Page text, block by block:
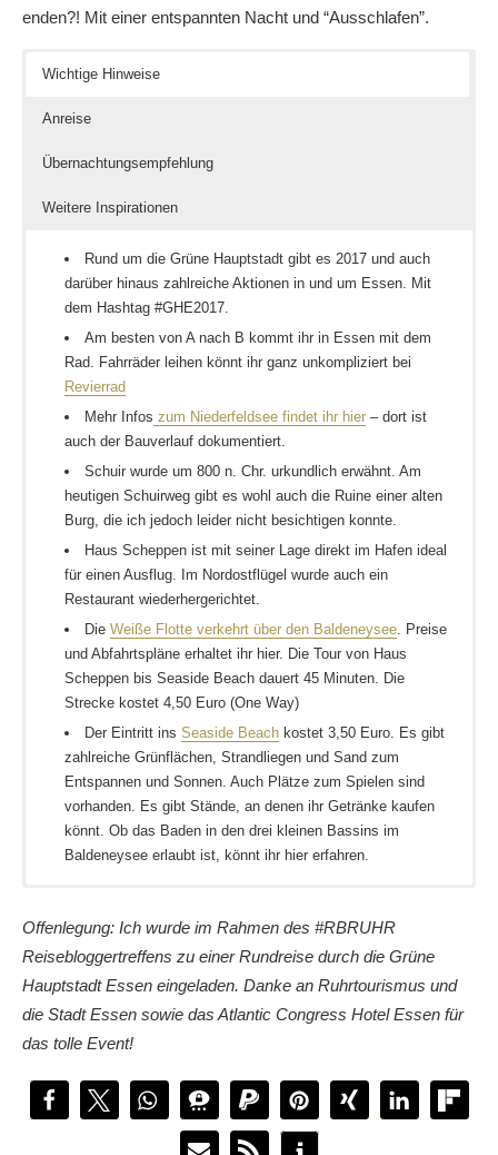
enden?! Mit einer entspannten Nacht und “Ausschlafen”.
Wichtige Hinweise
Anreise
Übernachtungsempfehlung
Weitere Inspirationen
Rund um die Grüne Hauptstadt gibt es 2017 und auch
darüber hinaus zahlreiche Aktionen in und um Essen. Mit
dem Hashtag #GHE2017.
Am besten von A nach B kommt ihr in Essen mit dem
Rad. Fahrräder leihen könnt ihr ganz unkompliziert bei
Revierrad
Mehr Infos zum Niederfeldsee findet ihr hier – dort ist
auch der Bauverlauf dokumentiert.
Schuir wurde um 800 n. Chr. urkundlich erwähnt. Am
heutigen Schuirweg gibt es wohl auch die Ruine einer alten
Burg, die ich jedoch leider nicht besichtigen konnte.
Haus Scheppen ist mit seiner Lage direkt im Hafen ideal
für einen Ausflug. Im Nordostflügel wurde auch ein
Restaurant wiederhergerichtet.
Die Weiße Flotte verkehrt über den Baldeneysee. Preise
und Abfahrtspläne erhaltet ihr hier. Die Tour von Haus
Scheppen bis Seaside Beach dauert 45 Minuten. Die
Strecke kostet 4,50 Euro (One Way)
Der Eintritt ins Seaside Beach kostet 3,50 Euro. Es gibt
zahlreiche Grünflächen, Strandliegen und Sand zum
Entspannen und Sonnen. Auch Plätze zum Spielen sind
vorhanden. Es gibt Stände, an denen ihr Getränke kaufen
könnt. Ob das Baden in den drei kleinen Bassins im
Baldeneysee erlaubt ist, könnt ihr hier erfahren.
angefahren und ist daher aus allen Ecken von Deutschland gut
und U17, die auch am Wochenende regelmäßig verkehren. Für
Autofahrer gibt es im Hotel eine Tiefgarage, insgesamt würde
ich in Essen jedoch eher zu Fahrrad oder öffentlichen
Verkehrsmitteln tendieren.
direkt an der Messe und gegenüber des Grugaparkes befindet.
einem Restaurant und einem kleinen Wellnessbereich (ohne
Pool, aber mit Sauna) sowie einem Kongressbereich mit
verschieden großen Seminarräumen.
#RBRUHR, in dessen Rahmen wir diese Tour gemacht haben.
Maike hat mit mir gemeinsam das grüne Essen erlebt
und bindet in ihren Bericht Social Media mit ein.
Danny & Tanja haben
Alexandra hat die Gunst der Stunde genutzt und
präsentiert5 Highlights für Kinder im Ruhrgebiet
und ein
Offenlegung: Ich wurde im Rahmen des #RBRUHR
Reisebloggertreffens zu einer Rundreise durch die Grüne
Hauptstadt Essen eingeladen. Danke an Ruhrtourismus und
die Stadt Essen sowie das Atlantic Congress Hotel Essen für
das tolle Event!